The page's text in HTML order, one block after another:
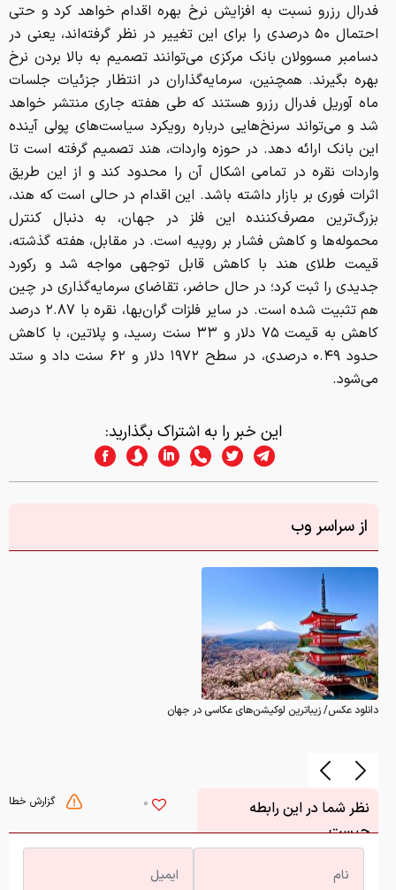
فدرال رزرو نسبت به افزایش نرخ بهره اقدام خواهد کرد و حتی
احتمال ۵۰ درصدی را برای این تغییر در نظر گرفته‌اند، یعنی در
دسامبر مسوولان بانک مرکزی می‌توانند تصمیم به بالا بردن نرخ
بهره بگیرند. همچنین، سرمایه‌گذاران در انتظار جزئیات جلسات
ماه آوریل فدرال رزرو هستند که طی هفته جاری منتشر خواهد
شد و می‌تواند سرنخ‌هایی درباره رویکرد سیاست‌های پولی آینده
این بانک ارائه دهد. در حوزه واردات، هند تصمیم گرفته است تا
واردات نقره در تمامی اشکال آن را محدود کند و از این طریق
اثرات فوری بر بازار داشته باشد. این اقدام در حالی است که هند،
بزرگ‌ترین مصرف‌کننده این فلز در جهان، به دنبال کنترل
محموله‌ها و کاهش فشار بر روپیه است. در مقابل، هفته گذشته،
قیمت طلای هند با کاهش قابل توجهی مواجه شد و رکورد
جدیدی را ثبت کرد؛ در حال حاضر، تقاضای سرمایه‌گذاری در چین
هم تثبیت شده است. در سایر فلزات گران‌بها، نقره با ۲.۸۷ درصد
کاهش به قیمت ۷۵ دلار و ۳۳ سنت رسید، و پلاتین، با کاهش
حدود ۰.۴۹ درصدی، در سطح ۱۹۷۲ دلار و ۶۲ سنت داد و ستد
می‌شود.
این خبر را به اشتراک بگذارید:
از سراسر وب
دانلود عکس/ زیباترین لوکیشن‌های عکاسی در جهان
گزارش خطا 0
نظر شما در این رابطه
چیست